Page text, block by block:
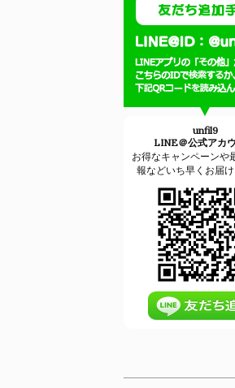
unfil9
LINE＠公式アカ
お得なキャンペーンや
報などいち早くお届け